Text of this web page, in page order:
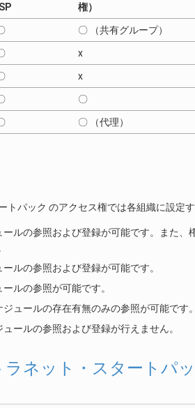
権）
〇 （共有グループ）
x
x
〇
〇 （代理）
トパック のアクセス権では各組織に設定
ールの参照および登録が可能です。また
ルの参照および登録が可能です。
ルの参照が可能です。
ジュールの存在有無のみの参照が可能です
ールの参照および登録が行えません。
ラネット・スタートパ